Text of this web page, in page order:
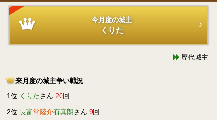
今月度の城主
くりた
歴代城主
来月度の城主争い戦況
1位 くりたさん 20回
2位 長富常陸介有真朗さん 9回